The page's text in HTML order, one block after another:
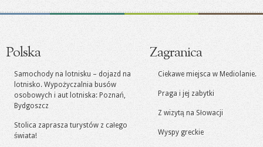
Polska
Samochody na lotnisku – dojazd na
lotnisko. Wypożyczalnia busów
osobowych i aut lotniska: Poznań,
Bydgoszcz
Stolica zaprasza turystów z całego
świata!
Zagranica
Ciekawe miejsca w Mediolanie.
Praga i jej zabytki
Z wizytą na Słowacji
Wyspy greckie